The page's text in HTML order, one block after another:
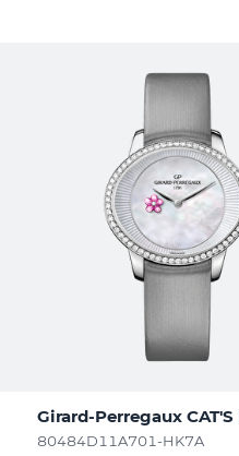
Girard-Perregaux CAT'S
80484D11A701-HK7A